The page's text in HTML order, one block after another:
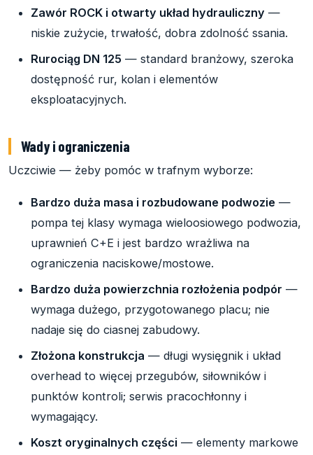
Zawór ROCK i otwarty układ hydrauliczny —
niskie zużycie, trwałość, dobra zdolność ssania.
Rurociąg DN 125 — standard branżowy, szeroka
dostępność rur, kolan i elementów
eksploatacyjnych.
Wady i ograniczenia
Uczciwie — żeby pomóc w trafnym wyborze:
Bardzo duża masa i rozbudowane podwozie —
pompa tej klasy wymaga wieloosiowego podwozia,
uprawnień C+E i jest bardzo wrażliwa na
ograniczenia naciskowe/mostowe.
Bardzo duża powierzchnia rozłożenia podpór —
wymaga dużego, przygotowanego placu; nie
nadaje się do ciasnej zabudowy.
Złożona konstrukcja — długi wysięgnik i układ
overhead to więcej przegubów, siłowników i
punktów kontroli; serwis pracochłonny i
wymagający.
Koszt oryginalnych części — elementy markowe